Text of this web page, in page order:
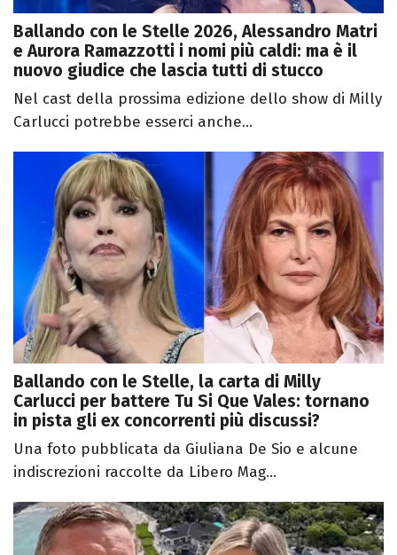
Ballando con le Stelle 2026, Alessandro Matri
e Aurora Ramazzotti i nomi più caldi: ma è il
nuovo giudice che lascia tutti di stucco
Nel cast della prossima edizione dello show di Milly
Carlucci potrebbe esserci anche...
Ballando con le Stelle, la carta di Milly
Carlucci per battere Tu Si Que Vales: tornano
in pista gli ex concorrenti più discussi?
Una foto pubblicata da Giuliana De Sio e alcune
indiscrezioni raccolte da Libero Mag...